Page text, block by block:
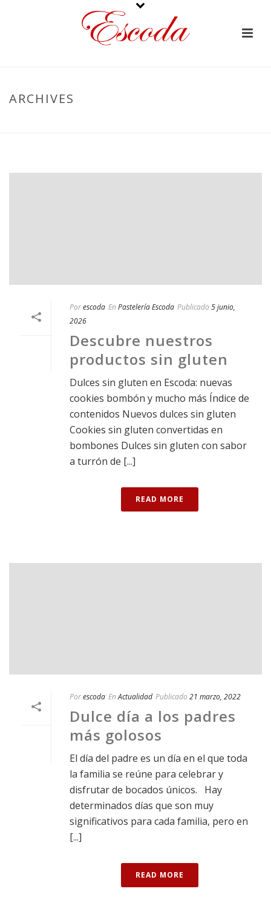
ARCHIVES
Porescoda En Pastelería Escoda Publicado 5 junio,
2026
Descubre nuestros
productos sin gluten
Dulces sin gluten en Escoda: nuevas
cookies bombón y mucho más Índice de
contenidos Nuevos dulces sin gluten
Cookies sin gluten convertidas en
bombones Dulces sin gluten con sabor
a turrón de [...]
READ MORE
Porescoda En Actualidad Publicado 21 marzo, 2022
Dulce día a los padres
más golosos
El día del padre es un día en el que toda
la familia se reúne para celebrar y
disfrutar de bocados únicos. Hay
determinados días que son muy
significativos para cada familia, pero en
[...]
READ MORE